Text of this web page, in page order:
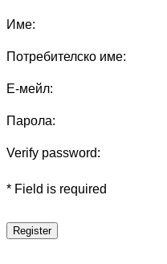
Име:
Потребителско име:
Е-мейл:
Парола:
Verify password:
* Field is required
Register